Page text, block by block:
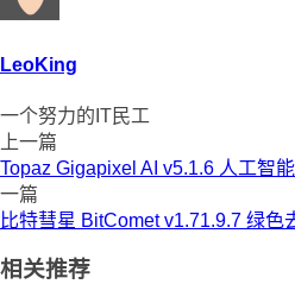
LeoKing
一个努力的IT民工
上一篇
Topaz Gigapixel AI v5.1.6 人工智
一篇
比特彗星 BitComet v1.71.9.7 绿色
相关推荐